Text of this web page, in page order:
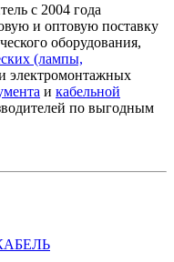
с 2004 года
и оптовую поставку
оборудования,
(лампы,
электромонтажных
и кабельной
по выгодным